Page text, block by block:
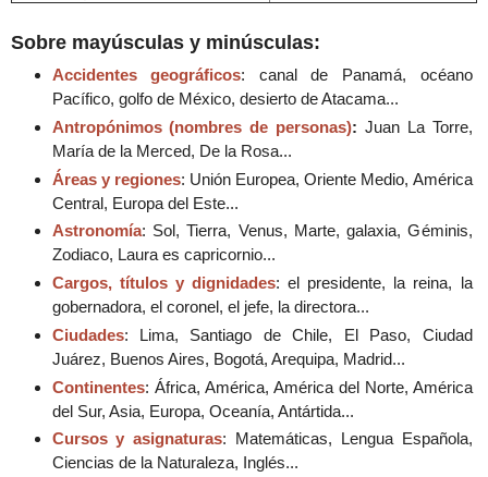
Sobre mayúsculas y minúsculas:
Accidentes geográficos: canal de Panamá, océano
Pacífico, golfo de México, desierto de Atacama...
Antropónimos (nombres de personas): Juan La Torre,
María de la Merced, De la Rosa...
Áreas y regiones: Unión Europea, Oriente Medio, América
Central, Europa del Este...
Astronomía: Sol, Tierra, Venus, Marte, galaxia, Géminis,
Zodiaco, Laura es capricornio...
Cargos, títulos y dignidades: el presidente, la reina, la
gobernadora, el coronel, el jefe, la directora...
Ciudades: Lima, Santiago de Chile, El Paso, Ciudad
Juárez, Buenos Aires, Bogotá, Arequipa, Madrid...
Continentes: África, América, América del Norte, América
del Sur, Asia, Europa, Oceanía, Antártida...
Cursos y asignaturas: Matemáticas, Lengua Española,
Ciencias de la Naturaleza, Inglés...